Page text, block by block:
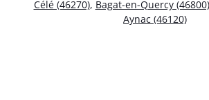
Célé (46270), Bagat-en-Quercy (46800)
Aynac (46120)